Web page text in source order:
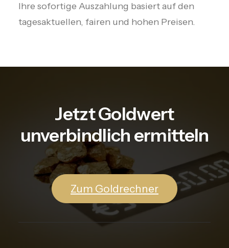
Ihre sofortige Auszahlung basiert auf den
tagesaktuellen, fairen und hohen Preisen.
Jetzt Goldwert
unverbindlich ermitteln
Zum Goldrechner